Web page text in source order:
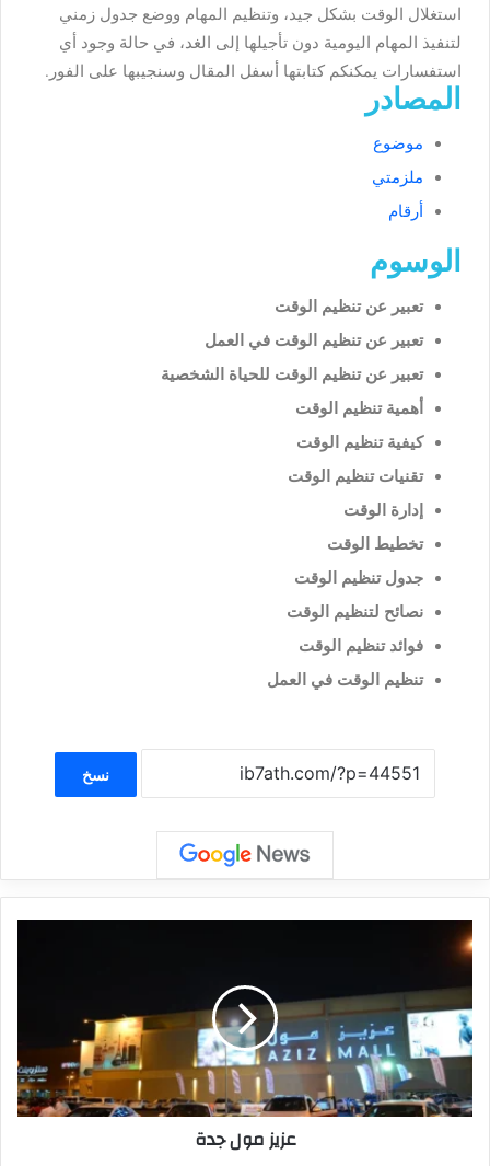
استغلال الوقت بشكل جيد، وتنظيم المهام ووضع جدول زمني
لتنفيذ المهام اليومية دون تأجيلها إلى الغد، في حالة وجود أي
استفسارات يمكنكم كتابتها أسفل المقال وسنجيبها على الفور.
المصادر
موضوع
ملزمتي
أرقام
الوسوم
تعبير عن تنظيم الوقت
تعبير عن تنظيم الوقت في العمل
تعبير عن تنظيم الوقت للحياة الشخصية
أهمية تنظيم الوقت
كيفية تنظيم الوقت
تقنيات تنظيم الوقت
إدارة الوقت
تخطيط الوقت
جدول تنظيم الوقت
نصائح لتنظيم الوقت
فوائد تنظيم الوقت
تنظيم الوقت في العمل
نسخ
عزيز مول جدة